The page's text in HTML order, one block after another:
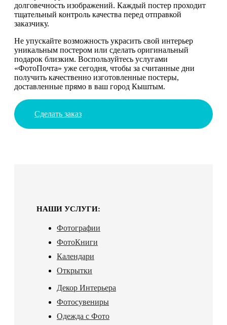
долговечность изображений. Каждый постер проходит
тщательный контроль качества перед отправкой
заказчику.
Не упускайте возможность украсить свой интерьер
уникальным постером или сделать оригинальный
подарок близким. Воспользуйтесь услугами
«ФотоПочта» уже сегодня, чтобы за считанные дни
получить качественно изготовленные постеры,
доставленные прямо в ваш город Кыштым.
Сделать заказ
НАШИ УСЛУГИ:
Фотографии
ФотоКниги
Календари
Открытки
Декор Интерьера
Фотосувениры
Одежда с Фото